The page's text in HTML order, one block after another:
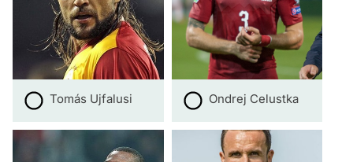
Tomás Ujfalusi Ondrej Celustka